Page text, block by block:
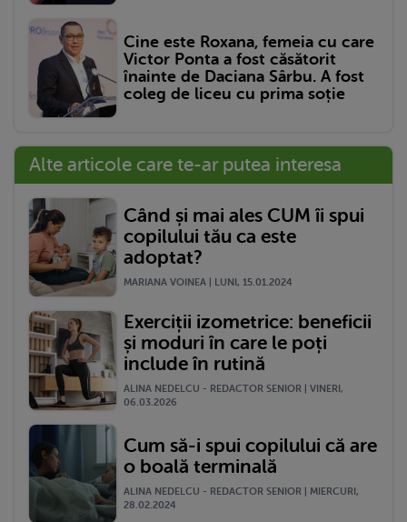
Cine este Roxana, femeia cu care
Victor Ponta a fost căsătorit
înainte de Daciana Sârbu. A fost
coleg de liceu cu prima soție
Alte articole care te-ar putea interesa
Când și mai ales CUM îi spui
copilului tău ca este
adoptat?
MARIANA VOINEA | LUNI, 15.01.2024
Exerciții izometrice: beneficii
și moduri în care le poți
include în rutină
ALINA NEDELCU - REDACTOR SENIOR | VINERI,
06.03.2026
Cum să-i spui copilului că are
o boală terminală
ALINA NEDELCU - REDACTOR SENIOR | MIERCURI,
28.02.2024